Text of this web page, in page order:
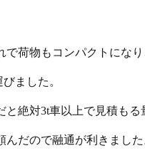
で荷物もコンパクトになり
ました。
と絶対3t車以上で見積もる
だので融通が利きました